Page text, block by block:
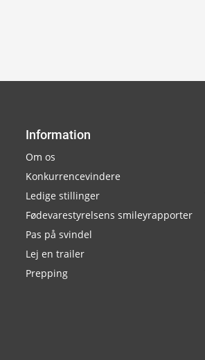
Information
Om os
Konkurrencevindere
Ledige stillinger
Fødevarestyrelsens smileyrapporter
Pas på svindel
Lej en trailer
Prepping